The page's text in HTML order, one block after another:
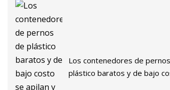
Los contenedores de
plástico baratos y de bajo